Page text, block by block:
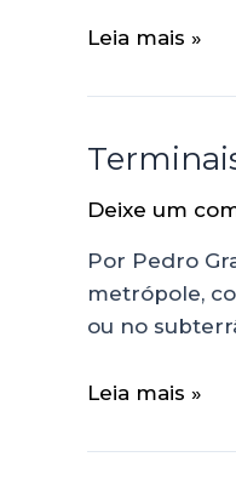
Leia mais »
Deixe um
Por Pedro
metrópole,
ou no
Leia mais »